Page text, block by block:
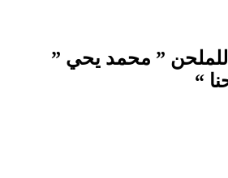
” محمد يحي ”
“